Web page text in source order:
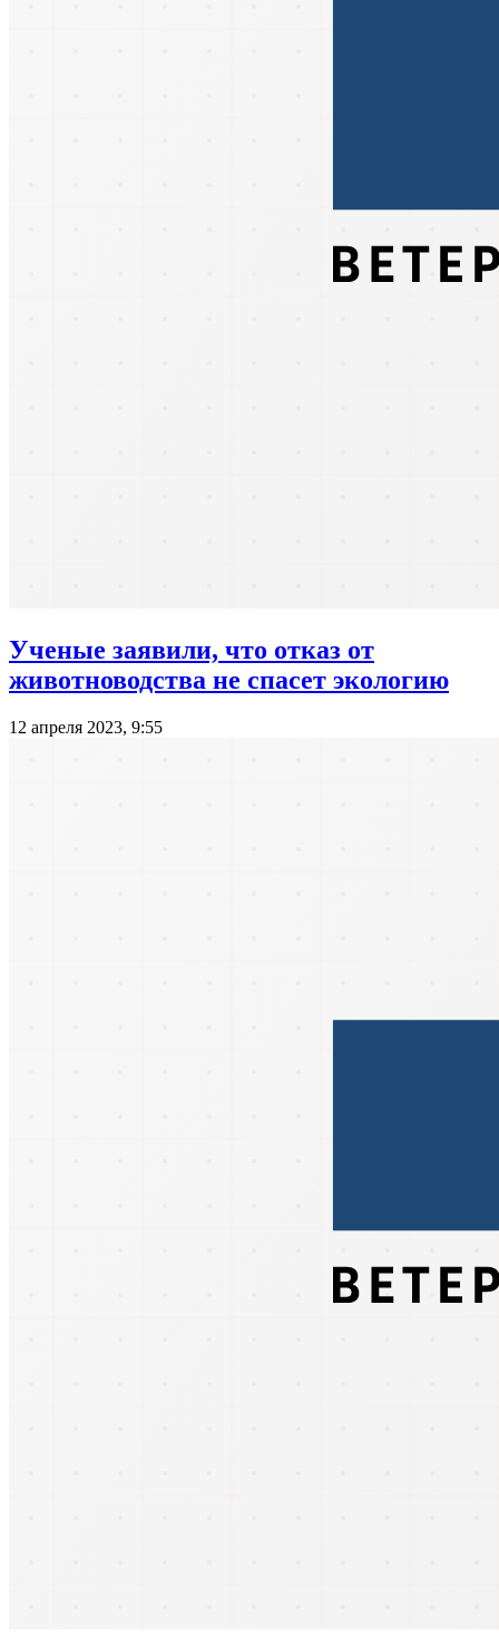
Ученые заявили, что отказ от
животноводства не спасет экологию
12 апреля 2023, 9:55